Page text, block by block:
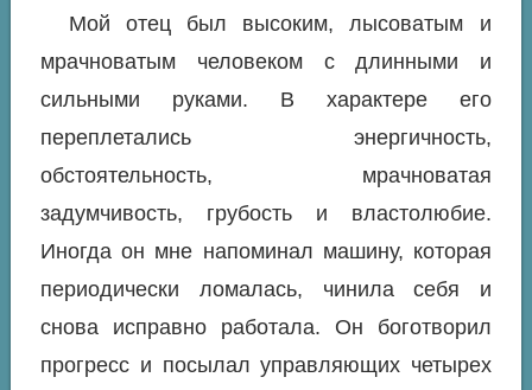
Мой отец был высоким, лысоватым и
мрачноватым человеком с длинными и
сильными руками. В характере его
переплетались энергичность,
обстоятельность, мрачноватая
задумчивость, грубость и властолюбие.
Иногда он мне напоминал машину, которая
периодически ломалась, чинила себя и
снова исправно работала. Он боготворил
прогресс и посылал управляющих четырех